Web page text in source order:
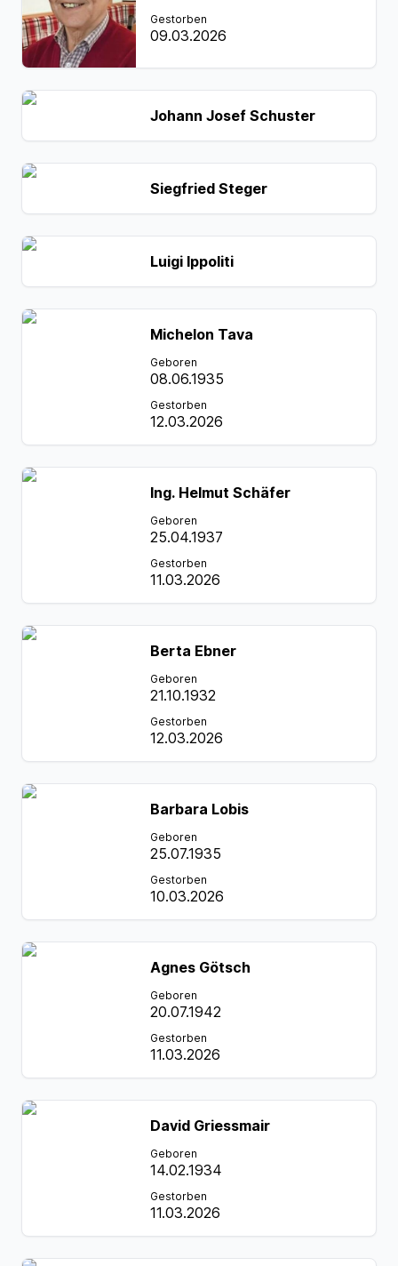
Gestorben
09.03.2026
Johann Josef Schuster
Siegfried Steger
Luigi Ippoliti
Michelon Tava
Geboren
08.06.1935
Gestorben
12.03.2026
Ing. Helmut Schäfer
Geboren
25.04.1937
Gestorben
11.03.2026
Berta Ebner
Geboren
21.10.1932
Gestorben
12.03.2026
Barbara Lobis
Geboren
25.07.1935
Gestorben
10.03.2026
Agnes Götsch
Geboren
20.07.1942
Gestorben
11.03.2026
David Griessmair
Geboren
14.02.1934
Gestorben
11.03.2026